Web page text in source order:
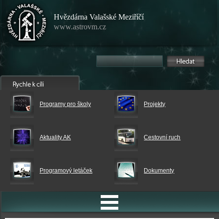
Hvězdárna Valašské Meziříčí
www.astrovm.cz
Programy pro školy Projekty
Aktuality AK Cestovní ruch
Programový letáček Dokumenty